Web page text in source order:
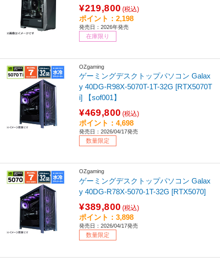
¥219,800 (税込)
ポイント：2,198
発売日：2026年発売
在庫限り
OZgaming
ゲーミングデスクトップパソコン Galax
y 40DG-R98X-5070T-1T-32G [RTX5070T
i] 【sof001】
¥469,800 (税込)
ポイント：4,698
発売日：2026/04/17発売
数量限定
OZgaming
ゲーミングデスクトップパソコン Galax
y 40DG-R78X-5070-1T-32G [RTX5070]
¥389,800 (税込)
ポイント：3,898
発売日：2026/04/17発売
数量限定